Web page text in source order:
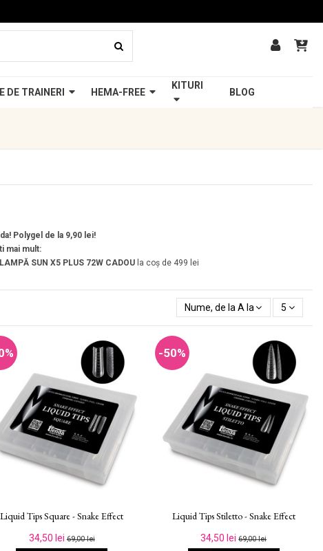
DE TRAINERI HEMA-FREE
KITURI
BLOG
Polygel de la 9,90 lei!
mai mult:
LAMPĂ SUN X5 PLUS 72W CADOU la coș de 499 lei
Nume, de la A la Z 5
Liquid Tips Square - Snake Effect
34,50 lei69,00 lei
-50%
Liquid Tips Stiletto - Snake Effect
34,50 lei69,00 lei